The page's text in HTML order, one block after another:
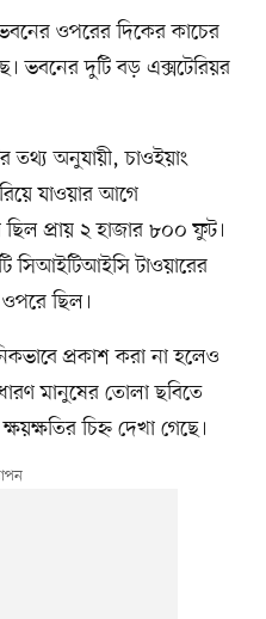
ওপরের দিকের কাচের
ভবনের দুটি বড় এক্সটেরিয়র
তথ্য অনুযায়ী, চাওইয়াং
যাওয়ার আগে
প্রায় ২ হাজার ৮০০ ফুট।
সিআইটিআইসি টাওয়ারের
ছিল।
প্রকাশ করা না হলেও
মানুষের তোলা ছবিতে
চিহ্ন দেখা গেছে।